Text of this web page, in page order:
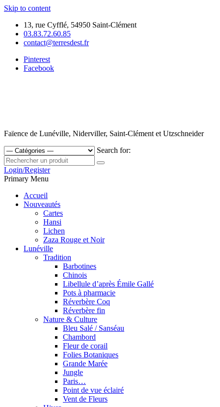
Skip to content
13, rue Cyfflé, 54950 Saint-Clément
03.83.72.60.85
contact@terresdest.fr
Pinterest
Facebook
Faïence de Lunéville, Niderviller, Saint-Clément et Utzschneider
Search for:
Login/Register
Primary Menu
Accueil
Nouveautés
Cartes
Hansi
Lichen
Zaza Rouge et Noir
Lunéville
Tradition
Barbotines
Chinois
Libellule d’après Émile Gallé
Pots à pharmacie
Réverbère Coq
Réverbère fin
Nature & Culture
Bleu Salé / Sanséau
Chambord
Fleur de corail
Folies Botaniques
Grande Marée
Jungle
Paris…
Point de vue éclairé
Vent de Fleurs